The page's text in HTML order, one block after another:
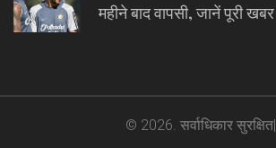
महीने बाद वापसी, जानें पूरी खबर
© 2026. सर्वाधिकार सुरक्षित|